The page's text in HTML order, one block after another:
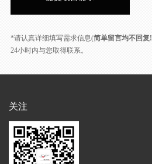
*请认真详细填写需求信息(简单留言均不回复!
24小时内与您取得联系。
关注